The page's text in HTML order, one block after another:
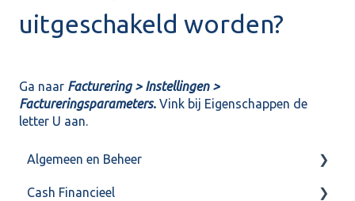
uitgeschakeld worden?
Ga naar Facturering > Instellingen >
Factureringsparameters. Vink bij Eigenschappen de
letter U aan.
Algemeen en Beheer
Bank(koppeling)
Cash Financieel